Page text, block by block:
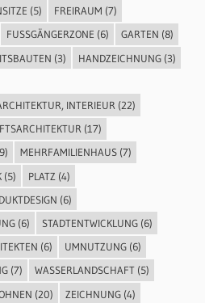
(5) FREIRAUM (7)
FUSSGÄNGERZONE (6) GARTEN (8)
(3) HANDZEICHNUNG(3)
INTERIEUR (22)
(17)
MEHRFAMILIENHAUS(7)
(5) PLATZ (4)
(6)
(6) STADTENTWICKLUNG(6)
(6) UMNUTZUNG(6)
(7) WASSERLANDSCHAFT(5)
(20) ZEICHNUNG(4)